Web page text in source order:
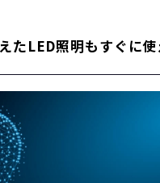
たLED照明もすぐに